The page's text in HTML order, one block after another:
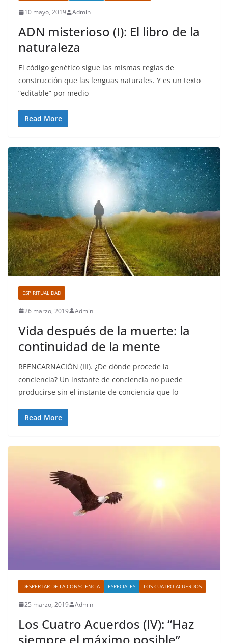
10 mayo, 2019 Admin
ADN misterioso (I): El libro de la
naturaleza
El código genético sigue las mismas reglas de
construcción que las lenguas naturales. Y es un texto
“editable” por medio
Read More
ESPIRITUALIDAD
26 marzo, 2019 Admin
Vida después de la muerte: la
continuidad de la mente
REENCARNACIÓN (III). ¿De dónde procede la
conciencia? Un instante de conciencia no puede
producirse sin el instante de conciencia que lo
Read More
DESPERTAR DE LA CONSCIENCIA ESPECIALES LOS CUATRO ACUERDOS
25 marzo, 2019 Admin
Los Cuatro Acuerdos (IV): “Haz
siempre el máximo posible”